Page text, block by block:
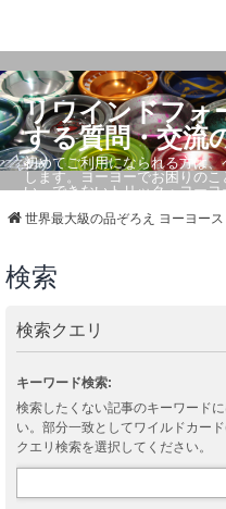
リワインドフォ
する質問・交流
初めてご利用になられる方は
します。ヨーヨーでお困りの
い。できないトリック・ヨー
世界最大級の品ぞろえ ヨーヨース
検索
検索クエリ
キーワード検索:
検索したくない記事のキーワード
い。部分一致としてワイルドカー
クエリ検索を選択してください。